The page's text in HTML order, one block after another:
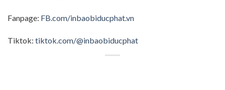
Fanpage: FB.com/inbaobiducphat.vn
Tiktok: tiktok.com/@inbaobiducphat